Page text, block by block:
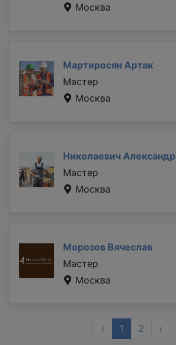
Москва
Мартиросян Артак
Мастер
Москва
Николаевич Александр
Мастер
Москва
Морозов Вячеслав
Мастер
Москва
‹ 1 2 ›